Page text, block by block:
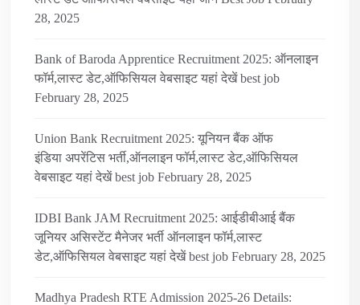
28, 2025
Bank of Baroda Apprentice Recruitment 2025: ऑनलाइन
फॉर्म,लास्ट डेट,ऑफिसियल वेबसाइट यहां देखें best job
February 28, 2025
Union Bank Recruitment 2025: यूनियन बैंक ऑफ
इंडिया अपरेंटिस भर्ती,ऑनलाइन फॉर्म,लास्ट डेट,ऑफिसियल
वेबसाइट यहां देखें best job February 28, 2025
IDBI Bank JAM Recruitment 2025: आईडीबीआई बैंक
जूनियर असिस्टेंट मैनेजर भर्ती ऑनलाइन फॉर्म,लास्ट
डेट,ऑफिसियल वेबसाइट यहां देखें best job February 28, 2025
Madhya Pradesh RTE Admission 2025-26 Details: